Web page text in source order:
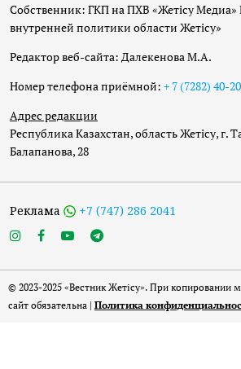
Собственник: ГКП на ПХВ «Жетісу Медиа»
внутренней политики области Жетісу»
Редактор веб-сайта: Далекенова М.А.
Номер телефона приёмной: + 7 (7282) 40-
Адрес редакции
Республика Казахстан, область Жетісу, г.
Балапанова, 28
Реклама +7 (747) 286 2041
© 2023-2025 «Вестник Жетісу». При копировании
сайт обязательна | Политика